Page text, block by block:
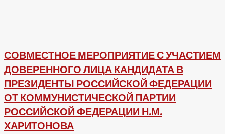
СОВМЕСТНОЕ МЕРОПРИЯТИЕ С УЧАСТИЕМ
ДОВЕРЕННОГО ЛИЦА КАНДИДАТА В
ПРЕЗИДЕНТЫ РОССИЙСКОЙ ФЕДЕРАЦИИ
ОТ КОММУНИСТИЧЕСКОЙ ПАРТИИ
РОССИЙСКОЙ ФЕДЕРАЦИИ Н.М.
ХАРИТОНОВА